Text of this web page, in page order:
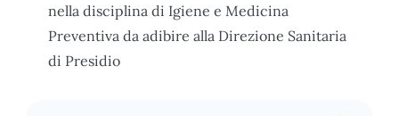
nella disciplina di Igiene e Medicina
Preventiva da adibire alla Direzione Sanitaria
di Presidio